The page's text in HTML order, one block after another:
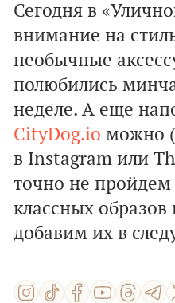
Сегодня в
внимание на
необычные
полюбились
неделе. А еще
CityDog.io можно
в Instagram или
точно не
классных образов
добавим их в